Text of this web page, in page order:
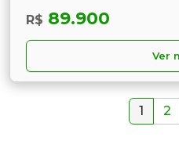
R$ 89.900
Ver
1 2